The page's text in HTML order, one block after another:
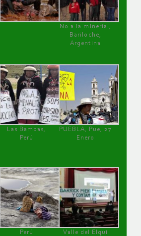
No a la minería ,
Bariloche,
Argentina
Las Bambas,
Perú
PUEBLA, Pue, 27
Enero
Perú
Valle del Elqui